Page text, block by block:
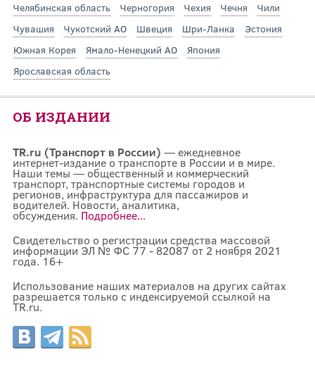
Челябинская область
Черногория Чехия Чечня
Чили
Чувашия
Чукотский АО Швеция Шри-Ланка
Эстония
Южная Корея
Ямало-Ненецкий АО
Япония
Ярославская область
ОБ ИЗДАНИИ
TR.ru (Транспорт в России) — ежедневное
интернет-издание о транспорте в России и в мире.
Наши темы — общественный и коммерческий
транспорт, транспортные системы городов и
регионов, инфраструктура для пассажиров и
водителей. Новости, аналитика,
обсуждения. Подробнее...
Свидетельство о регистрации средства массовой
информации ЭЛ № ФС 77 - 82087 от 2 ноября 2021
года. 16+
Использование наших материалов на других сайтах
разрешается только с индексируемой ссылкой на
TR.ru.